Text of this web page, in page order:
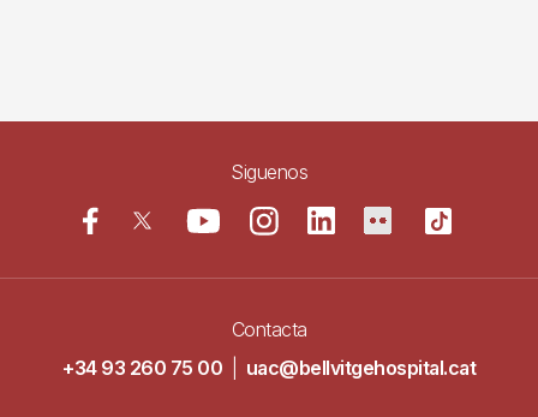
Siguenos
Contacta
+34 93 260 75 00
uac@bellvitgehospital.cat